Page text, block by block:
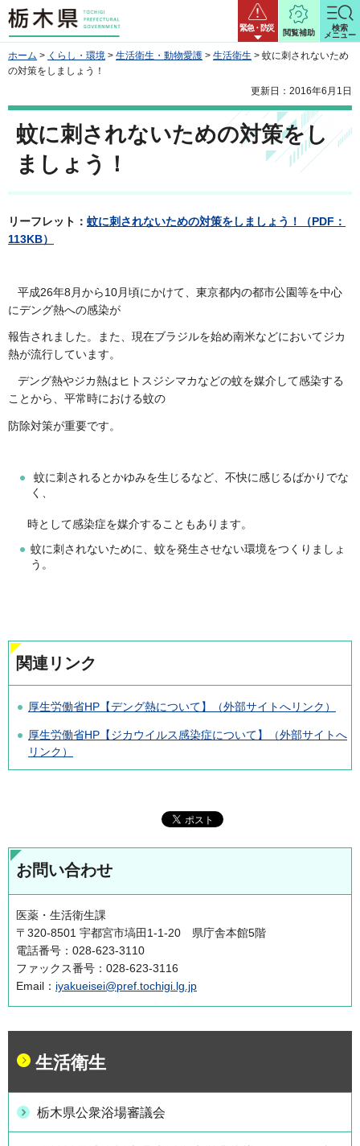
栃木県 緊急・防災
閲覧補助
検索
メニュー
ホーム > くらし・環境 > 生活衛生・動物愛護 > 生活衛生 > 蚊に刺されないため
の対策をしましょう！
更新日：2016年6月1日
蚊に刺されないための対策をし
ましょう！
リーフレット： 蚊に刺されないための対策をしましょう！（PDF：
113KB）
平成26年8月から10月頃にかけて、東京都内の都市公園等を中心
にデング熱への感染が
報告されました。また、現在ブラジルを始め南米などにおいてジカ
熱が流行しています。
デング熱やジカ熱はヒトスジシマカなどの蚊を媒介して感染する
ことから、平常時における蚊の
防除対策が重要です。
蚊に刺されるとかゆみを生じるなど、不快に感じるばかりでな
く、
時として感染症を媒介することもあります。
蚊に刺されないために、蚊を発生させない環境をつくりましょ
う。
関連リンク
厚生労働省HP【デング熱について】（外部サイトへリンク）
厚生労働省HP【ジカウイルス感染症について】（外部サイトへ
リンク）
お問い合わせ
医薬・生活衛生課
〒320-8501 宇都宮市塙田1-1-20 県庁舎本館5階
電話番号：028-623-3110
ファックス番号：028-623-3116
Email： iyakueisei@pref.tochigi.lg.jp
生活衛生
栃木県公衆浴場審議会